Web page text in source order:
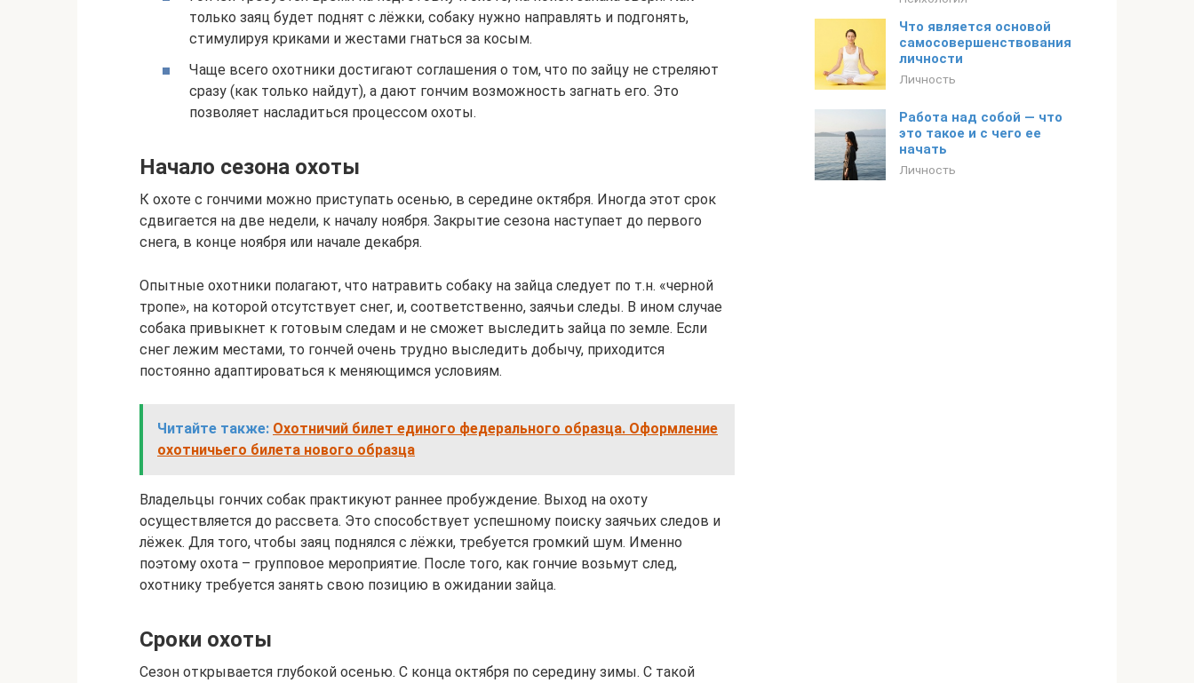
только заяц будет поднят с лёжки, собаку нужно направлять и подгонять,
стимулируя криками и жестами гнаться за косым.
Чаще всего охотники достигают соглашения о том, что по зайцу не стреляют
сразу (как только найдут), а дают гончим возможность загнать его. Это
позволяет насладиться процессом охоты.
Начало сезона охоты
К охоте с гончими можно приступать осенью, в середине октября. Иногда этот срок
сдвигается на две недели, к началу ноября. Закрытие сезона наступает до первого
снега, в конце ноября или начале декабря.
Опытные охотники полагают, что натравить собаку на зайца следует по т.н. «черной
тропе», на которой отсутствует снег, и, соответственно, заячьи следы. В ином случае
собака привыкнет к готовым следам и не сможет выследить зайца по земле. Если
снег лежим местами, то гончей очень трудно выследить добычу, приходится
постоянно адаптироваться к меняющимся условиям.
Читайте также: Охотничий билет единого федерального образца. Оформление
охотничьего билета нового образца
Владельцы гончих собак практикуют раннее пробуждение. Выход на охоту
осуществляется до рассвета. Это способствует успешному поиску заячьих следов и
лёжек. Для того, чтобы заяц поднялся с лёжки, требуется громкий шум. Именно
поэтому охота – групповое мероприятие. После того, как гончие возьмут след,
охотнику требуется занять свою позицию в ожидании зайца.
Сроки охоты
Сезон открывается глубокой осенью. С конца октября по середину зимы. С такой
Что является основой
самосовершенствования
личности
Личность
Работа над собой — что
это такое и с чего ее
начать
Личность